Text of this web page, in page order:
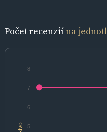
Počet recenziína
5
6
7
8